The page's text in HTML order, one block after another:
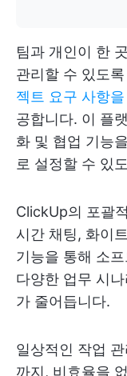
팀과 개인이 한
관리할 수 있도
젝트 요구 사항을
공합니다. 이 플
화 및 협업 기능
로 설정할 수 있
ClickUp의 포괄
시간 채팅, 화이
기능을 통해 소
다양한 업무 시
가 줄어듭니다.
일상적인 작업
까지, 비효율을